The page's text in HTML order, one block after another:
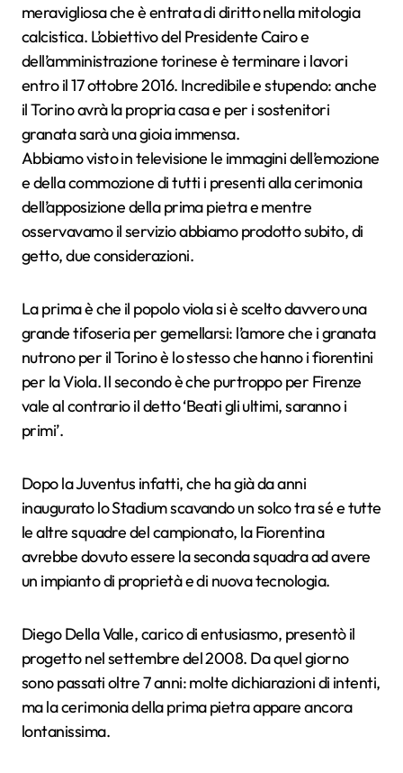
meravigliosa che è entrata di diritto nella mitologia
calcistica. L’obiettivo del Presidente Cairo e
dell’amministrazione torinese è terminare i lavori
entro il 17 ottobre 2016. Incredibile e stupendo: anche
il Torino avrà la propria casa e per i sostenitori
granata sarà una gioia immensa.
Abbiamo visto in televisione le immagini dell’emozione
e della commozione di tutti i presenti alla cerimonia
dell’apposizione della prima pietra e mentre
osservavamo il servizio abbiamo prodotto subito, di
getto, due considerazioni.
La prima è che il popolo viola si è scelto davvero una
grande tifoseria per gemellarsi: l’amore che i granata
nutrono per il Torino è lo stesso che hanno i fiorentini
per la Viola. Il secondo è che purtroppo per Firenze
vale al contrario il detto ‘Beati gli ultimi, saranno i
primi’.
Dopo la Juventus infatti, che ha già da anni
inaugurato lo Stadium scavando un solco tra sé e tutte
le altre squadre del campionato, la Fiorentina
avrebbe dovuto essere la seconda squadra ad avere
un impianto di proprietà e di nuova tecnologia.
Diego Della Valle, carico di entusiasmo, presentò il
progetto nel settembre del 2008. Da quel giorno
sono passati oltre 7 anni: molte dichiarazioni di intenti,
ma la cerimonia della prima pietra appare ancora
lontanissima.